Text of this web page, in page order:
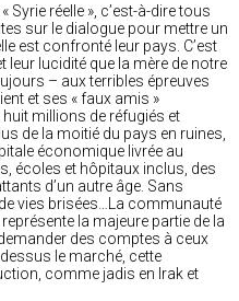
Syrie réelle », c’est-à-dire tous
sur le dialogue pour mettre un
est confronté leur pays. C’est
leur lucidité que la mère de notre
– aux terribles épreuves
et ses « faux amis »
millions de réfugiés et
de la moitié du pays en ruines,
économique livrée au
écoles et hôpitaux inclus, des
d’un autre âge. Sans
vies brisées…La communauté
la majeure partie de la
des comptes à ceux
le marché, cette
comme jadis en Irak et